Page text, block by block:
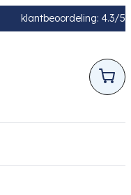
klantbeoordeling: 4.3/5